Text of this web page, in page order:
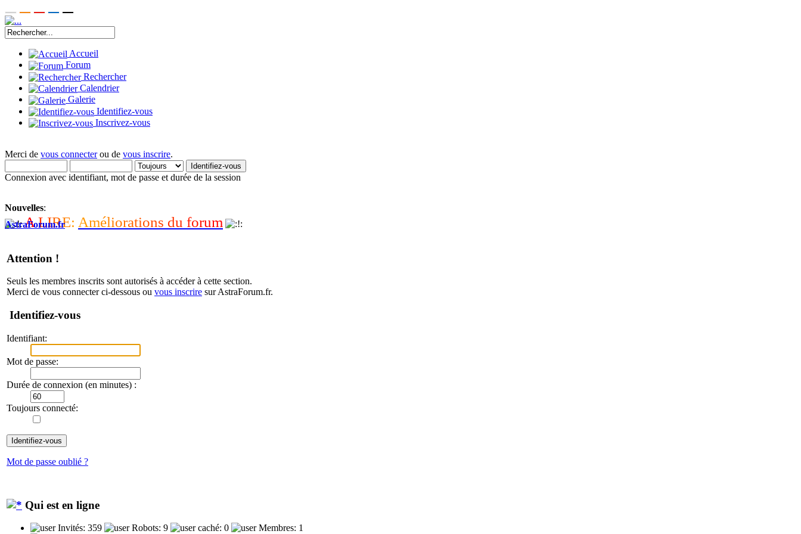
Accueil
Forum
Rechercher
Calendrier
Galerie
Identifiez-vous
Inscrivez-vous
Merci de vous connecterou de vous inscrire.
Connexion avec identifiant, mot de passe et durée de la session
Nouvelles:
A LIRE: Améliorations du forum
AstraForum.fr
Attention !
Seuls les membres inscrits sont autorisés à accéder à cette section.
Merci de vous connecter ci-dessous ou vous inscrire sur AstraForum.fr.
Identifiez-vous
Identifiant:
Mot de passe:
Durée de connexion (en minutes) :
Toujours connecté:
Mot de passe oublié ?
Qui est en ligne
Invités: 359 Robots: 9 caché: 0
Membres: 1